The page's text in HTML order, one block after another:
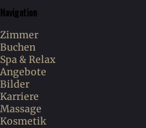
Navigation
Zimmer
Buchen
Spa & Relax
Angebote
Bilder
Karriere
Massage
Kosmetik